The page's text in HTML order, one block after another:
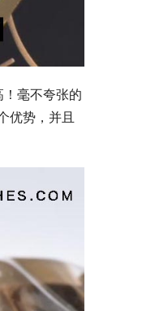
毫不夸张的
优势，并且